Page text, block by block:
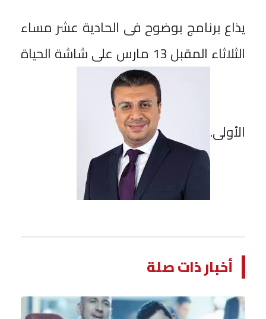
يذاع برنامج بوضوح فى الحادية عشر مساء
الثلاثاء المقبل 13 مارس على شاشة الحياة
الأولى.
أخبار ذات صلة